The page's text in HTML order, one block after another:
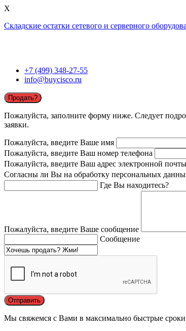
X
Складские остатки сетевого и серверного
+7 (499) 348-27-55
info@buycisco.ru
Продать?
Пожалуйста, заполните форму ниже. Следует
заявки.
Пожалуйста, введите Ваше имя
Пожалуйста, введите Ваш номер телефона
Пожалуйста, введите Ваш адрес электронной почты
Согласны ли Вы на обработку персональных
Где Вы находитесь?
Пожалуйста, введите Ваше сообщение
Сообщение
Мы свяжемся с Вами в максимально быстрые